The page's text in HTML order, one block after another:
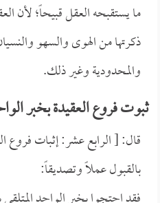
ما يستقبحه العقل قبيحاً؛ لأن
ذكرتها من الهوى والسهو
والمحدودية وغير ذلك.
ثبوت فروع العقيدة بخبر
قال: [ الرابع عشر: إثبات فروع
بالقبول عملاً وتصديقاً: